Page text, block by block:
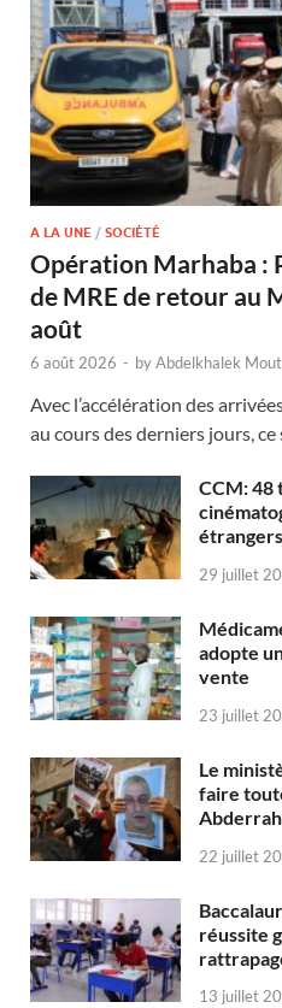
A LA UNE / SOCIÉTÉ
Opération Marhaba :
de MRE de retour au
août
6 août 2026 - byAbdelkhalek
Avec l’accélération des
au cours des derniers jours,
CCM: 48
29 juillet
adopte
vente
23 juillet
Le
faire
22 juillet
réussite
13 juillet